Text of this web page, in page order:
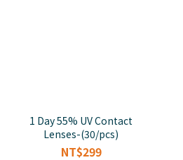
1 Day 55% UV Contact
Lenses-(30/pcs)
NT$299